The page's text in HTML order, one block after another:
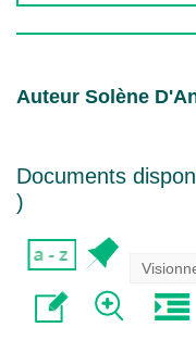
Auteur Solène
Documents
)